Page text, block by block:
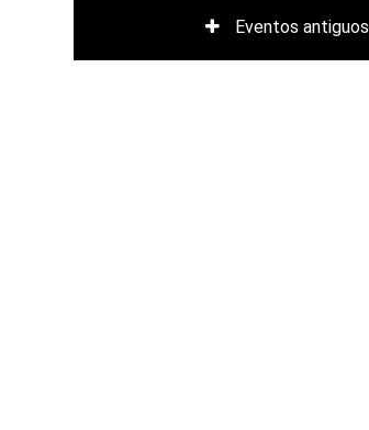
Eventos antiguos